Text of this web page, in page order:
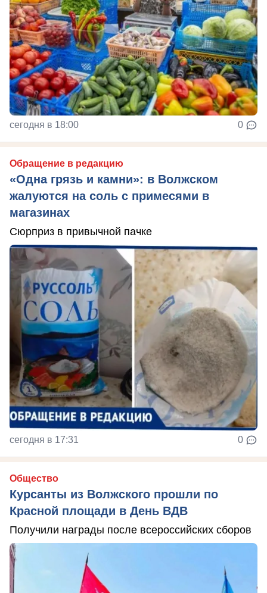
сегодня в 18:00 0
Обращение в редакцию
«Одна грязь и камни»: в Волжском
жалуются на соль с примесями в
магазинах
Сюрприз в привычной пачке
сегодня в 17:31 0
Общество
Курсанты из Волжского прошли по
Красной площади в День ВДВ
Получили награды после всероссийских сборов